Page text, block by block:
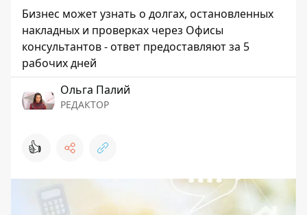
Бизнес может узнать о долгах, остановленных
накладных и проверках через Офисы
консультантов - ответ предоставляют за 5
рабочих дней
Ольга Палий
РЕДАКТОР
👍